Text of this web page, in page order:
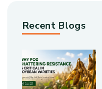
Recent Blogs